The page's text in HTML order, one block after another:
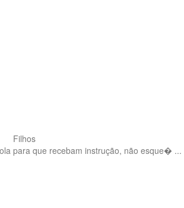
Filhos
para que recebam instrução, não esque� ...